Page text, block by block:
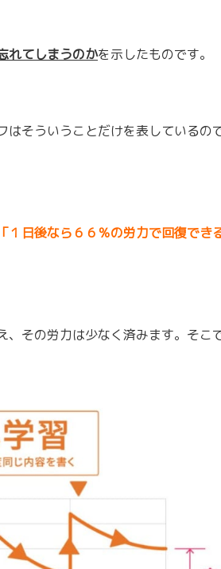
れてしまうのかを示したものです。
はそういうことだけを表しているの
「１日後なら６６％の労力で回復でき
、その労力は少なく済みます。そこ